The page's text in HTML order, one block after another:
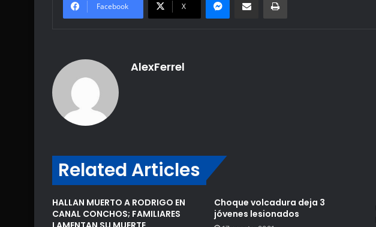
Facebook X
AlexFerrel
Related Articles
HALLAN MUERTO A RODRIGO EN
CANAL CONCHOS; FAMILIARES
Choque volcadura deja 3
jóvenes lesionados